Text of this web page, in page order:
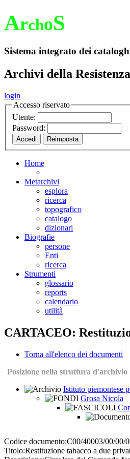
ArchoS
Sistema integrato dei
Archivi della
login
Accesso riservato
Utente:
Password:
Home
Metarchivi
esplora
ricerca
topografico
catalogo
dizionari
Biografie
persone
Enti
ricerca
Strumenti
glossario
reports
calendario
utilità
CARTACEO:
Torna all'elenco dei documenti
Posizione nella struttura d'archivio
Istituto piemontese
Grosa Nicola
Codice documento:C00/40003/00/00/
Titolo:Restituzione tabacco a due